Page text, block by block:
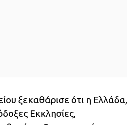
ξεκαθάρισε ότι η Ελλάδα,
Εκκλησίες,